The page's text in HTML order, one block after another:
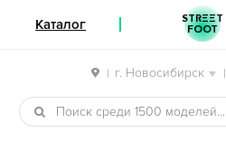
| г. Новосибирск |
Перейти к навигации
Перейти к содержимому
Каталог STREET
FOOT